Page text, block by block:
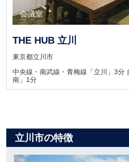
会議室
ウェイティング
THE HUB 立川
東京都立川市
中央線・南武線・青梅線「立川」3分
南」1分
立川市の特徴